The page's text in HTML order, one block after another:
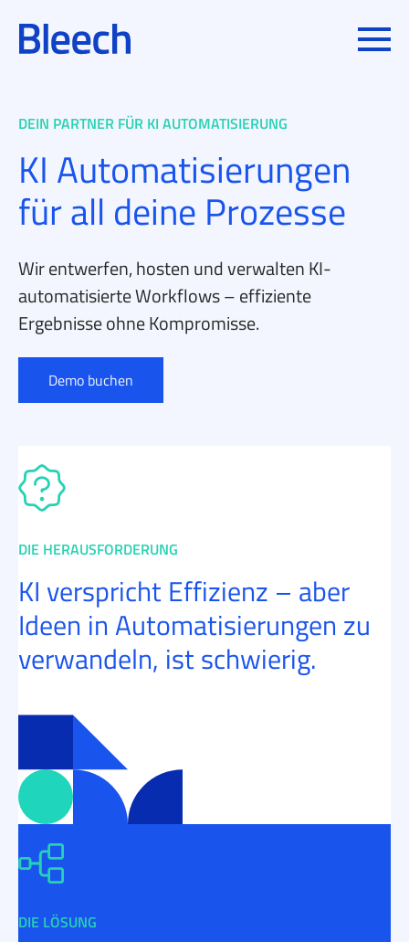
Toggle
DEIN PARTNER FÜR KI AUTOMATISIERUNG
KI Automatisierung­en
für all deine Prozesse
Wir entwerfen, hosten und verwalten KI-
automatisierte Workflows – effiziente
Ergebnisse ohne Kompromisse.
Demo buchen
DIE HERAUSFORDERUNG
KI verspricht Effizienz – aber
Ideen in Automatisierungen zu
verwandeln, ist schwierig.
DIE LÖSUNG